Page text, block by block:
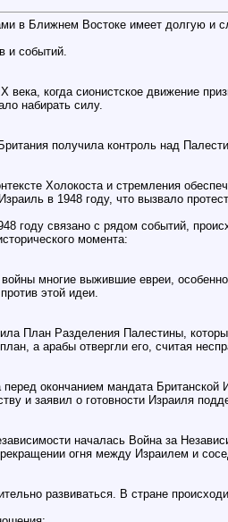
в Ближнем Востоке имеет долгую и
и событий.
века, когда сионистское движение
набирать силу.
получила контроль над
Холокоста и стремления
в 1948 году, что вызвало
году связано с рядом событий,
момента:
многие выжившие евреи,
этой идеи.
План Разделения Палестины,
а арабы отвергли его, считая
окончанием мандата
и заявил о готовности Израиля
началась Война за
огня между Израилем и
развиваться. В стране